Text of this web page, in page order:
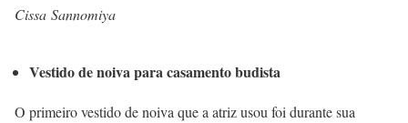
Cissa Sannomiya
Vestido de noiva para casamento budista
O primeiro vestido de noiva que a atriz usou foi durante sua